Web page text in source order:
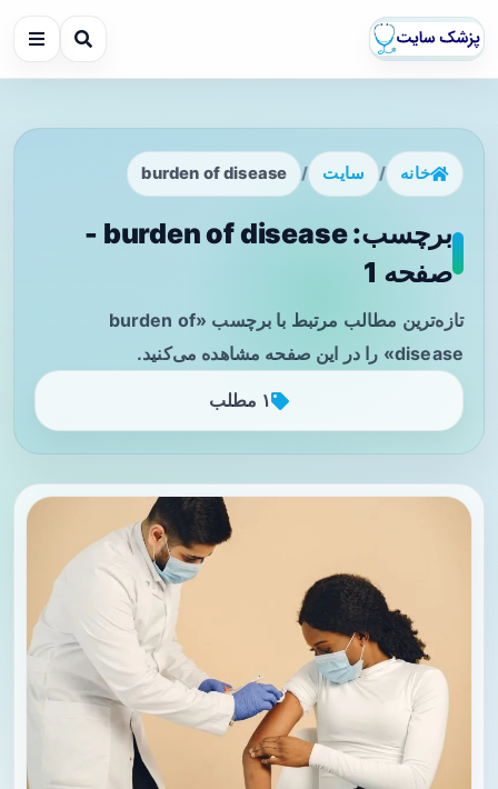
خانه / سایت /
burden of disease
برچسب: burden of disease -
صفحه 1
تازه‌ترین مطالب مرتبط با برچسب «burden of
disease» را در این صفحه مشاهده می‌کنید.
۱ مطلب